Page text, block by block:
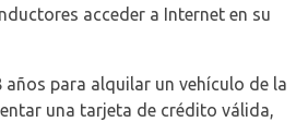
acceder a Internet en su
para alquilar un vehículo de la
una tarjeta de crédito válida,